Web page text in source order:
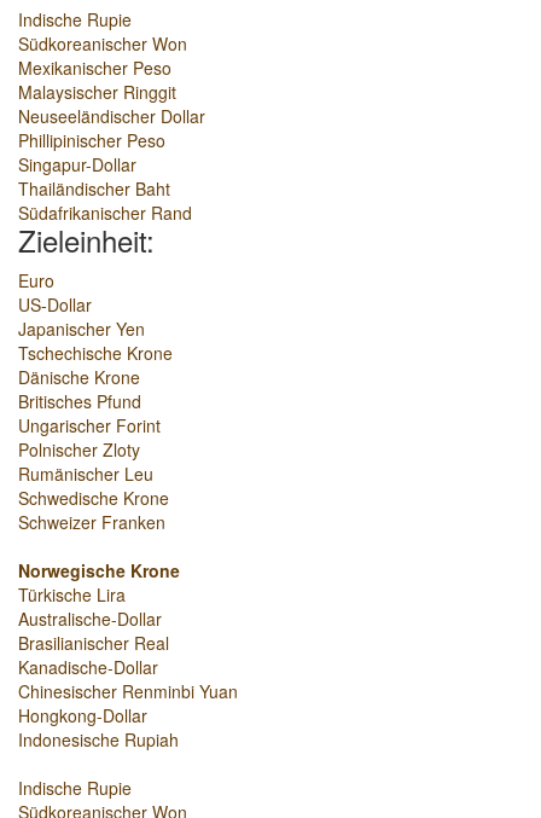
Indische Rupie
Südkoreanischer Won
Mexikanischer Peso
Malaysischer Ringgit
Neuseeländischer Dollar
Phillipinischer Peso
Singapur-Dollar
Thailändischer Baht
Südafrikanischer Rand
Zieleinheit:
Euro
US-Dollar
Japanischer Yen
Tschechische Krone
Dänische Krone
Britisches Pfund
Ungarischer Forint
Polnischer Zloty
Rumänischer Leu
Schwedische Krone
Schweizer Franken
Norwegische Krone
Türkische Lira
Australische-Dollar
Brasilianischer Real
Kanadische-Dollar
Chinesischer Renminbi Yuan
Hongkong-Dollar
Indonesische Rupiah
Indische Rupie
Südkoreanischer Won